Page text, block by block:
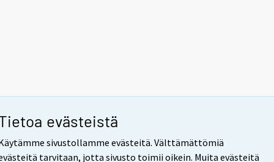
evästeistä
sivustollamme evästeitä. Välttämättömiä
tarvitaan, jotta sivusto toimii oikein. Muita evästeitä